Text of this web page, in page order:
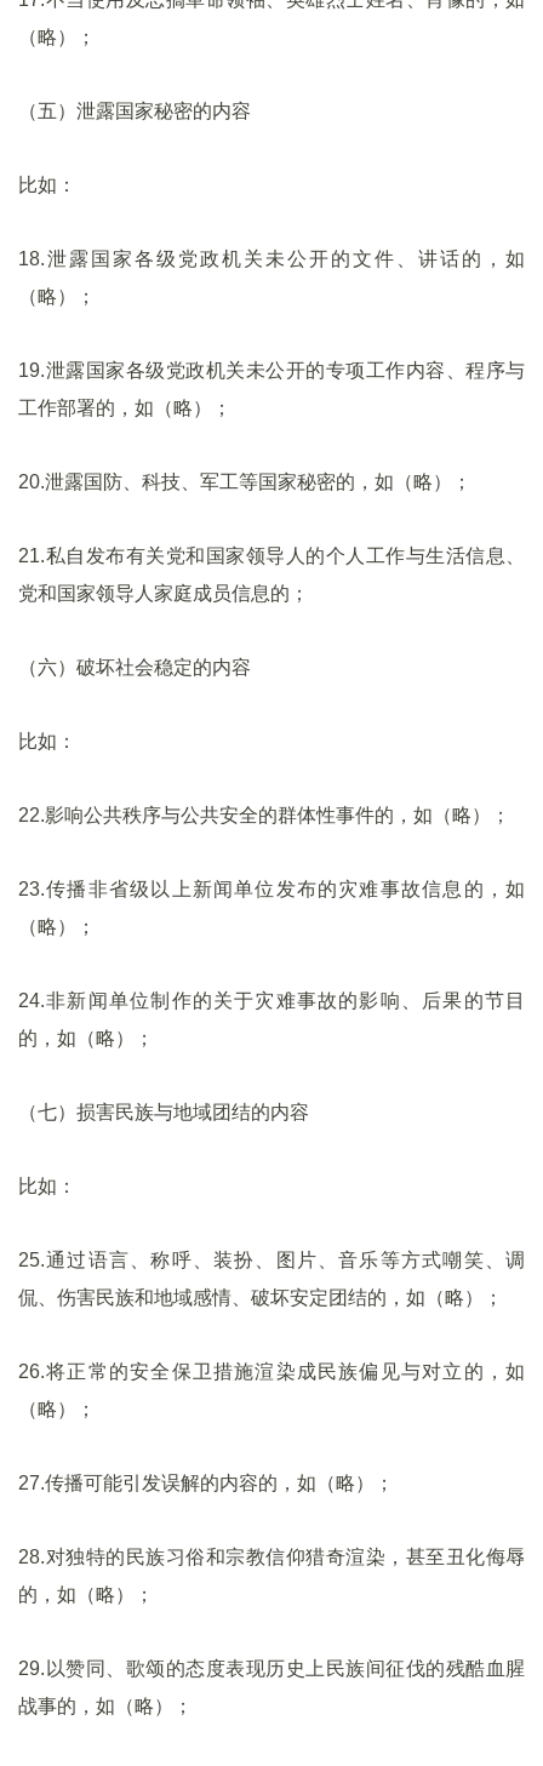
（略）；
（五）泄露国家秘密的内容
比如：
18.泄露国家各级党政机关未公开的文件、讲话的，如
（略）；
19.泄露国家各级党政机关未公开的专项工作内容、程序与
工作部署的，如（略）；
20.泄露国防、科技、军工等国家秘密的，如（略）；
21.私自发布有关党和国家领导人的个人工作与生活信息、
党和国家领导人家庭成员信息的；
（六）破坏社会稳定的内容
比如：
22.影响公共秩序与公共安全的群体性事件的，如（略）；
23.传播非省级以上新闻单位发布的灾难事故信息的，如
（略）；
24.非新闻单位制作的关于灾难事故的影响、后果的节目
的，如（略）；
（七）损害民族与地域团结的内容
比如：
25.通过语言、称呼、装扮、图片、音乐等方式嘲笑、调
侃、伤害民族和地域感情、破坏安定团结的，如（略）；
26.将正常的安全保卫措施渲染成民族偏见与对立的，如
（略）；
27.传播可能引发误解的内容的，如（略）；
28.对独特的民族习俗和宗教信仰猎奇渲染，甚至丑化侮辱
的，如（略）；
29.以赞同、歌颂的态度表现历史上民族间征伐的残酷血腥
战事的，如（略）；